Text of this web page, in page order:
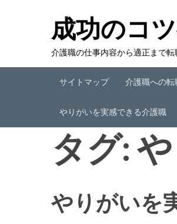
成功のコ
介護職の仕事内容から適正まで転
サイトマップ 介護職への
やりがいを実感できる介護職
タグ:
やりがいを